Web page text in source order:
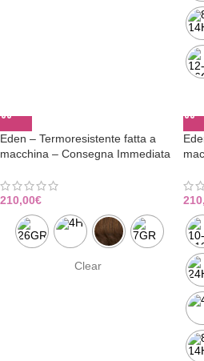
Eden – Termoresistente fatta a
macchina – Consegna Immediata
210,00€
Clear